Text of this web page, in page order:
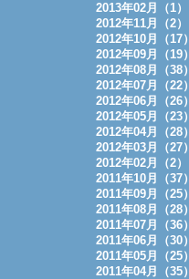
2013年02月（1）
2012年11月（2）
2012年10月（17）
2012年09月（19）
2012年08月（38）
2012年07月（22）
2012年06月（26）
2012年05月（23）
2012年04月（28）
2012年03月（27）
2012年02月（2）
2011年10月（37）
2011年09月（25）
2011年08月（28）
2011年07月（36）
2011年06月（30）
2011年05月（25）
2011年04月（35）